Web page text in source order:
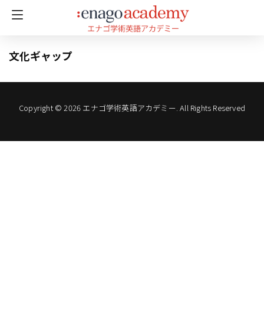
文化ギャップ
Copyright © 2026 エナゴ学術英語アカデミー. All Rights Reserved